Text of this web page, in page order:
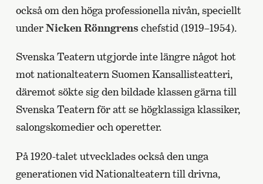
också om den höga professionella nivån, speciellt
underNicken Rönngrens chefstid (1919–1954).
Svenska Teatern utgjorde inte längre något hot
mot nationalteatern Suomen Kansallisteatteri,
däremot sökte sig den bildade klassen gärna till
Svenska Teatern för att se högklassiga klassiker,
salongskomedier och operetter.
På 1920-talet utvecklades också den unga
generationen vid Nationalteatern till drivna,